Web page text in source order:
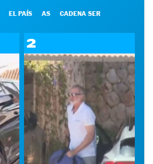
EL PAÍS AS CADENA SER
2